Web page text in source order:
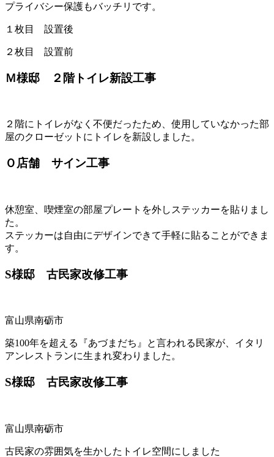
プライバシー保護もバッチリです。
１枚目 設置後
２枚目 設置前
Ｍ様邸 ２階トイレ新設工事
２階にトイレがなく不便だったため、使用していなかった部
屋のクローゼットにトイレを新設しました。
Ｏ店舗 サイン工事
休憩室、喫煙室の部屋プレートを外しステッカーを貼りまし
た。
ステッカーは自由にデザインできて手軽に貼ることができま
す。
S様邸 古民家改修工事
富山県南砺市
築100年を超える『あづまだち』と言われる民家が、イタリ
アンレストランに生まれ変わりました。
S様邸 古民家改修工事
富山県南砺市
古民家の雰囲気を生かしたトイレ空間にしました